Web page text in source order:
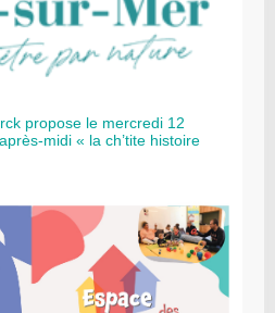
propose le mercredi 12
midi « la ch’tite histoire